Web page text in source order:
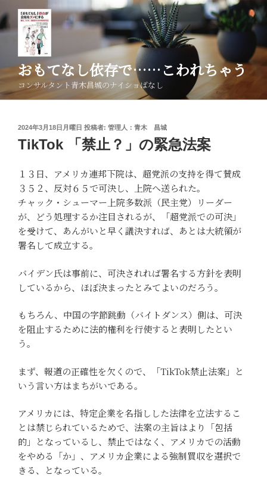
ン
テ
へ
ス
おもてなし依存で……こわれちゃう
コンサルタント青木昌城のナイショばなし
投
稿
日:
2024年3月18日月曜日 投稿者: 管理人：青木 昌城
TikTok 「禁止？」の緊急法案
１３日、アメリカ連邦下院は、超党派の支持を得て賛成
３５２、反対６５で可決し、上院へ送られた。
チャック・シューマー上院多数派（民主党）リーダー
が、どう処理するか注目されるが、「超党派での可決」
を受けて、あんがいと早く議決すれば、あとは大統領が
署名して成立する。
バイデン氏は事前に、可決されれば署名する方針を表明
しているから、ほぼ決まったとみてよいのだろう。
もちろん、中国の字節跳動（バイトダンス）側は、可決
を阻止するために法的権利を行使すると表明したとい
う。
まず、報道の正確性を欠くので、「TikTok禁止法案」と
いう言い方はまちがいである。
アメリカには、特定企業を名指しした法律を立法するこ
とは禁じられているためで、法案の主旨はより「包括
的」となっているし、禁止ではなく、アメリカでの活動
をやめる「か」、アメリカ企業による強制買収を選択で
きる、となっている。